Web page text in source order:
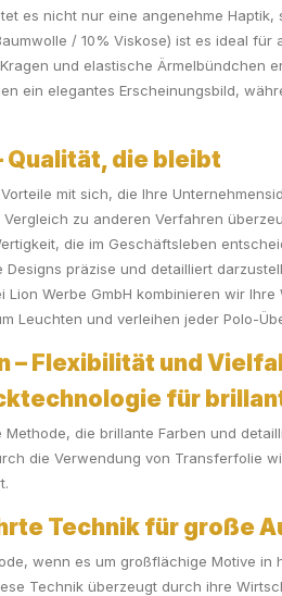
es nicht nur eine angenehme
/ 10% Viskose) ist es ideal
und elastische Ärmelbündchen
ein elegantes Erscheinungsbild,
Qualität, die bleibt
mit sich, die Ihre
zu anderen Verfahren
die im Geschäftsleben
präzise und detailliert
Werbe GmbH kombinieren wir
Leuchten und verleihen jeder Polo-
– Flexibilität und
für
Methode, die brillante Farben und
die Verwendung von Transferfolie
Technik für große
wenn es um großflächige Motive
Technik überzeugt durch ihre